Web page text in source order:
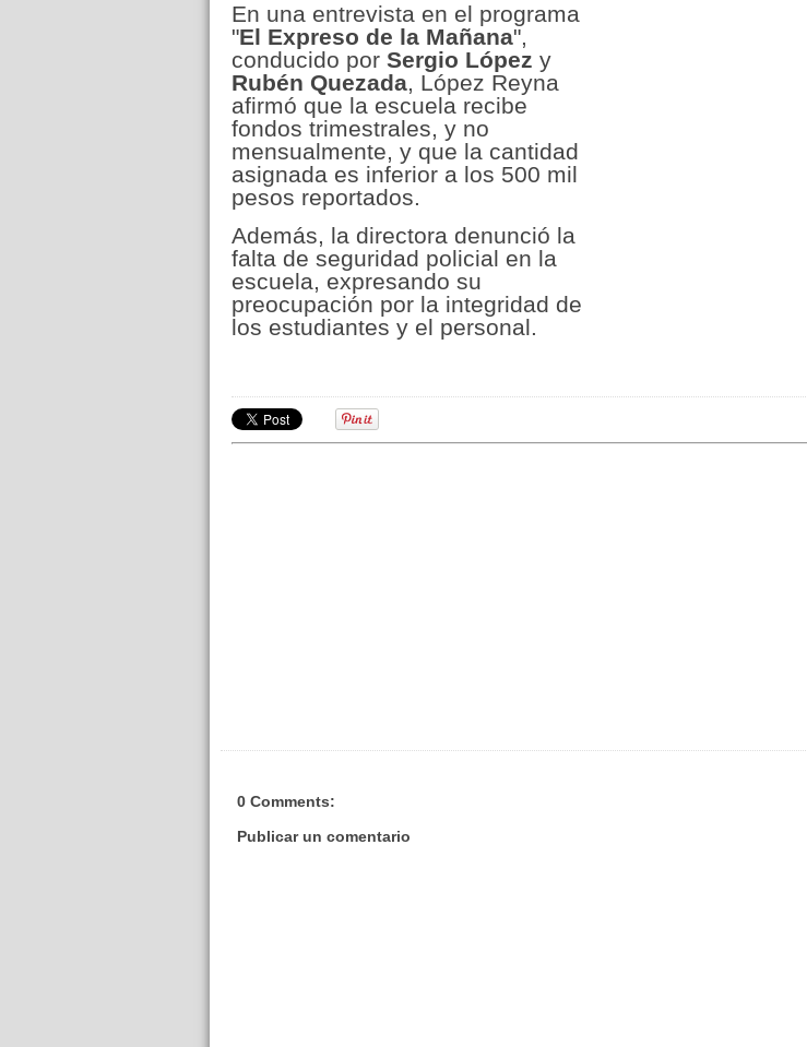
En una entrevista en el programa
"El Expreso de la Mañana",
conducido por Sergio López y
Rubén Quezada, López Reyna
afirmó que la escuela recibe
fondos trimestrales, y no
mensualmente, y que la cantidad
asignada es inferior a los 500 mil
pesos reportados.
Además, la directora denunció la
falta de seguridad policial en la
escuela, expresando su
preocupación por la integridad de
los estudiantes y el personal.
0 Comments:
Publicar un comentario